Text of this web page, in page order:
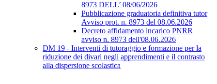
8973 DELL’ 08/06/2026
Pubblicazione graduatoria definitiva tutor
Avviso prot. n. 8973 del 08.06.2026
Decreto affidamento incarico PNRR
avviso n. 8973 dell'08.06.2026
DM 19 - Interventi di tutoraggio e formazione per la
riduzione dei divari negli apprendimenti e il contrasto
alla dispersione scolastica